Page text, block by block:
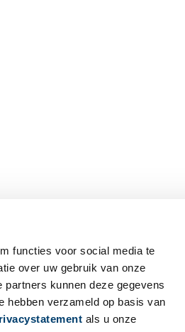
functies voor social media te
over uw gebruik van onze
kunnen deze gegevens
hebben verzameld op basis van
als u onze